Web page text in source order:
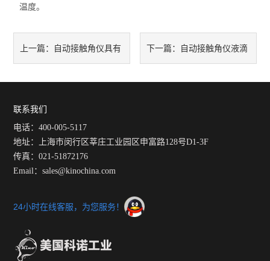
温度。
上一篇： 自动接触角仪具有 下一篇： 自动接触角仪液滴
联系我们
电话：400-005-5117
地址：上海市闵行区莘庄工业园区申富路128号D1-3F
传真：021-51872176
Email：sales@kinochina.com
24小时在线客服，为您服务！